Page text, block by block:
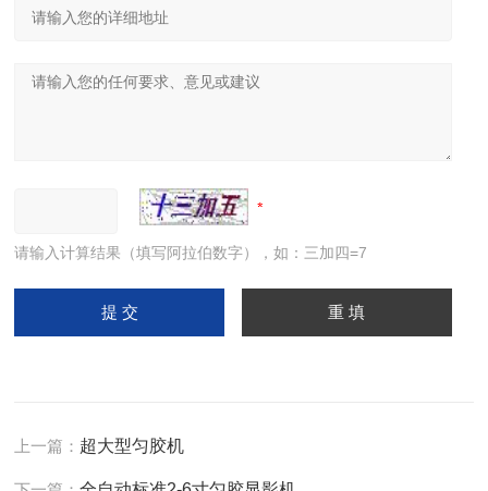
请输入计算结果（填写阿拉伯数字），如：三加四=7
上一篇： 超大型匀胶机